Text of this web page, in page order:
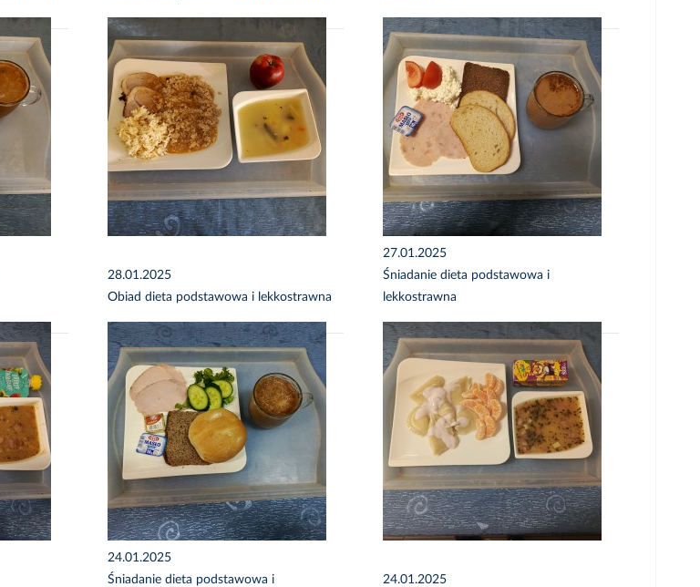
28.01.2025
Obiad dieta podstawowa i lekkostrawna
27.01.2025
Śniadanie dieta podstawowa i
lekkostrawna
24.01.2025
Śniadanie dieta podstawowa i
24.01.2025